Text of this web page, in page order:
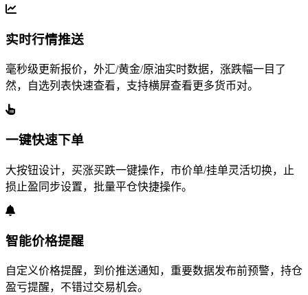
实时行情推送
毫秒级更新报价，外汇/黄金/原油实时数据，涨跌幅一目了
然，自选列表快速查看，支持横屏查看更多货币对。
一键快速下单
大按钮设计，买涨买跌一键操作，市价单/挂单灵活切换，止
损止盈同步设置，批量平仓快捷操作。
智能价格提醒
自定义价格提醒，到价推送通知，重要数据发布前预警，持仓
盈亏提醒，不错过交易机会。